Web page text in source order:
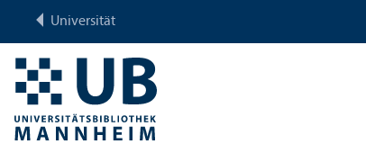
Universität